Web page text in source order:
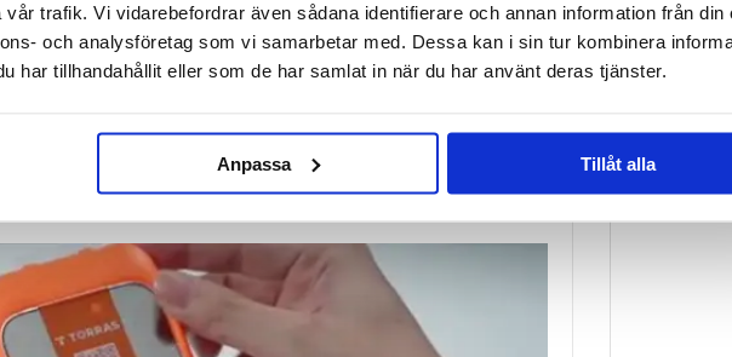
trafik. Vi vidarebefordrar även sådana identifierare och annan information från din
och analysföretag som vi samarbetar med. Dessa kan i sin tur kombinera
har tillhandahållit eller som de har samlat in när du har använt deras tjänster.
Anpassa Tillåt alla
har nu automatiskt justerade ramar för att göra installationen enklare och mer exakt, vilket
av mobila enheter i offentliga utrymmen ökar har skärmskydd för integritet blivit ett
skydd utan att behöva köpa ersättningsskydd ofta.
17 Pro är den perfekta lösningen för att skydda din enhets skärm samtidigt som din